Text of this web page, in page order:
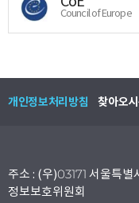
Council of Europe
개인정보처리방침 찾아오
주소 : (우)03171 서울특
정보보호위원회